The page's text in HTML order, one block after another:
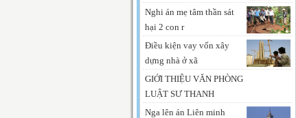
Nghi án mẹ tâm thần sát
hại 2 con r
Điều kiện vay vốn xây
dựng nhà ở xã
GIỚI THIỆU VĂN PHÒNG
LUẬT SƯ THANH
Nga lên án Liên minh